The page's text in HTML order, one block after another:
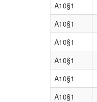
A10§1
A10§1
A10§1
A10§1
A10§1
A10§1